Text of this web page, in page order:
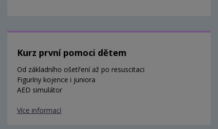
Kurz první pomoci dětem
Od základního ošetření až po resuscitaci
Figuríny kojence i juniora
AED simulátor
Více informací